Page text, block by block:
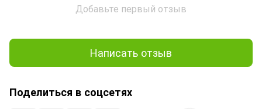
Добавьте первый отзыв
Написать отзыв
Поделиться в соцсетях